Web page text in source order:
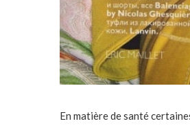
En matière de santé